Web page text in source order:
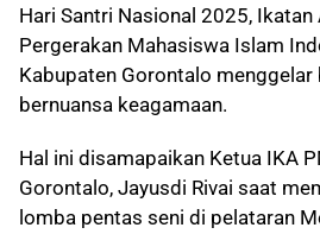
Hari Santri Nasional 2025, Ikatan
Pergerakan Mahasiswa Islam
Kabupaten Gorontalo
bernuansa keagamaan.
Hal ini disamapaikan Ketua IKA
Gorontalo, Jayusdi Rivai saat
lomba pentas seni di pelataran